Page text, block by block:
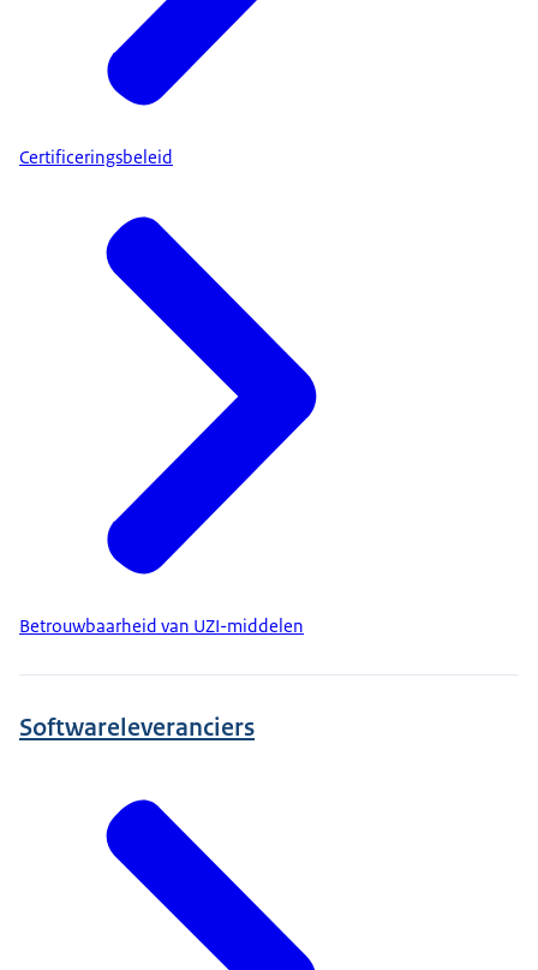
Certificeringsbeleid
Betrouwbaarheid van UZI-middelen
Softwareleveranciers